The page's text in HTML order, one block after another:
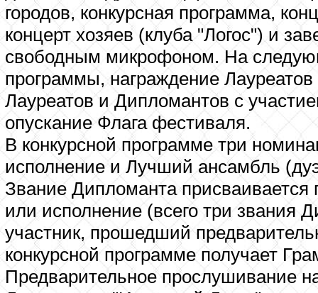
городов, конкурсная программа,
концерт хозяев (клуба "Логос") и
свободным микрофоном. На
программы, награждение
Лауреатов и Дипломантов с
опускание Флага фестиваля.
В конкурсной программе три
исполнение и Лучший ансамбль
Звание Дипломанта
или исполнение (всего три звания
участник, прошедший
конкурсной программе получает
Предварительное прослушивание